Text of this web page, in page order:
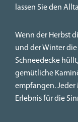
lassen Sie den
Wenn der Herbst
und der Winter
Schneedecke
gemütliche
empfangen. Jeder
Erlebnis für die